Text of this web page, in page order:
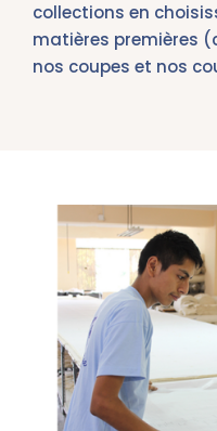
collections en
matières premières
nos coupes et nos